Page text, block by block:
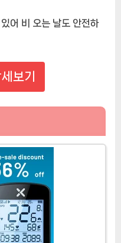
어 비 오는 날도 안전하
보기